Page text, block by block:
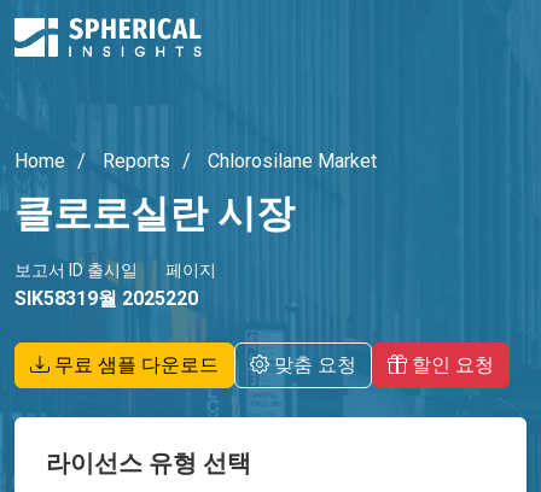
Home Reports Chlorosilane Market
클로로실란 시장
보고서 ID
SIK5831
출시일
9월 2025
페이지
220
무료 샘플 다운로드 맞춤 요청 할인 요청
라이선스 유형 선택